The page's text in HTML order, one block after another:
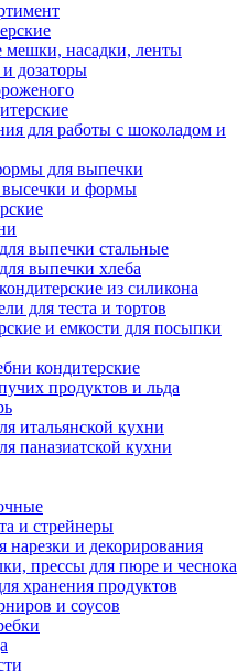
мешки, насадки, ленты
дозаторы
для работы с шоколадом и
для выпечки
высечки и формы
выпечки стальные
выпечки хлеба
из силикона
для теста и тортов
и емкости для посыпки
кондитерские
продуктов и льда
итальянской кухни
паназиатской кухни
и стрейнеры
нарезки и декорирования
прессы для пюре и чеснока
хранения продуктов
и соусов